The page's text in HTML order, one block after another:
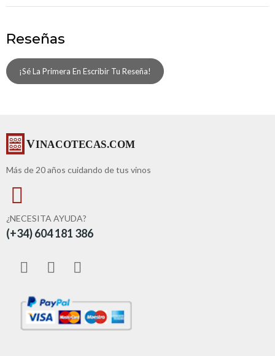
Reseñas
¡Sé La Primera En Escribir Tu Reseña!
Más de 20 años cuidando de tus vinos
¿NECESITA AYUDA?
(+34) 604 181 386